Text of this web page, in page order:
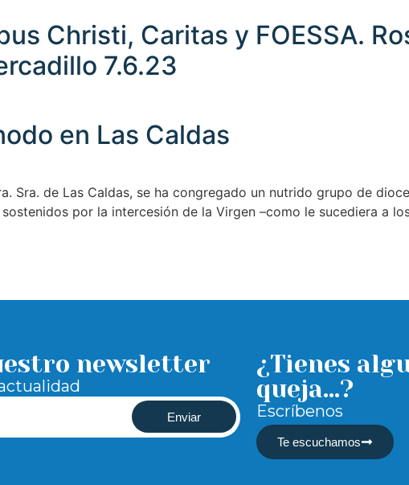
Christi, Caritas y FOESSA.
7.6.23
en Las Caldas
Sra. de Las Caldas, se ha congregado un nutrido grupo de
por la intercesión de la Virgen –como le sucediera a
newsletter
Enviar
¿Tienes
queja...?
Escríbenos
Te escuchamos